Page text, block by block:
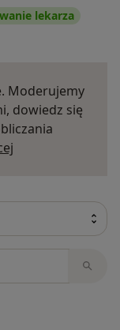
lekarza
Moderujemy
dowiedz się